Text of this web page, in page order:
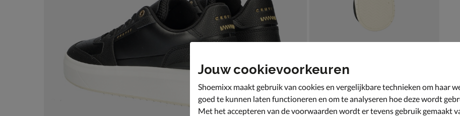
Jouw cookievoorkeuren
Shoemixx maakt gebruik van cookies en vergelijkbare technieken om haar
goed te kunnen laten functioneren en om te analyseren hoe deze wordt
Met het accepteren van de voorwaarden wordt er tevens gebruik gemaakt